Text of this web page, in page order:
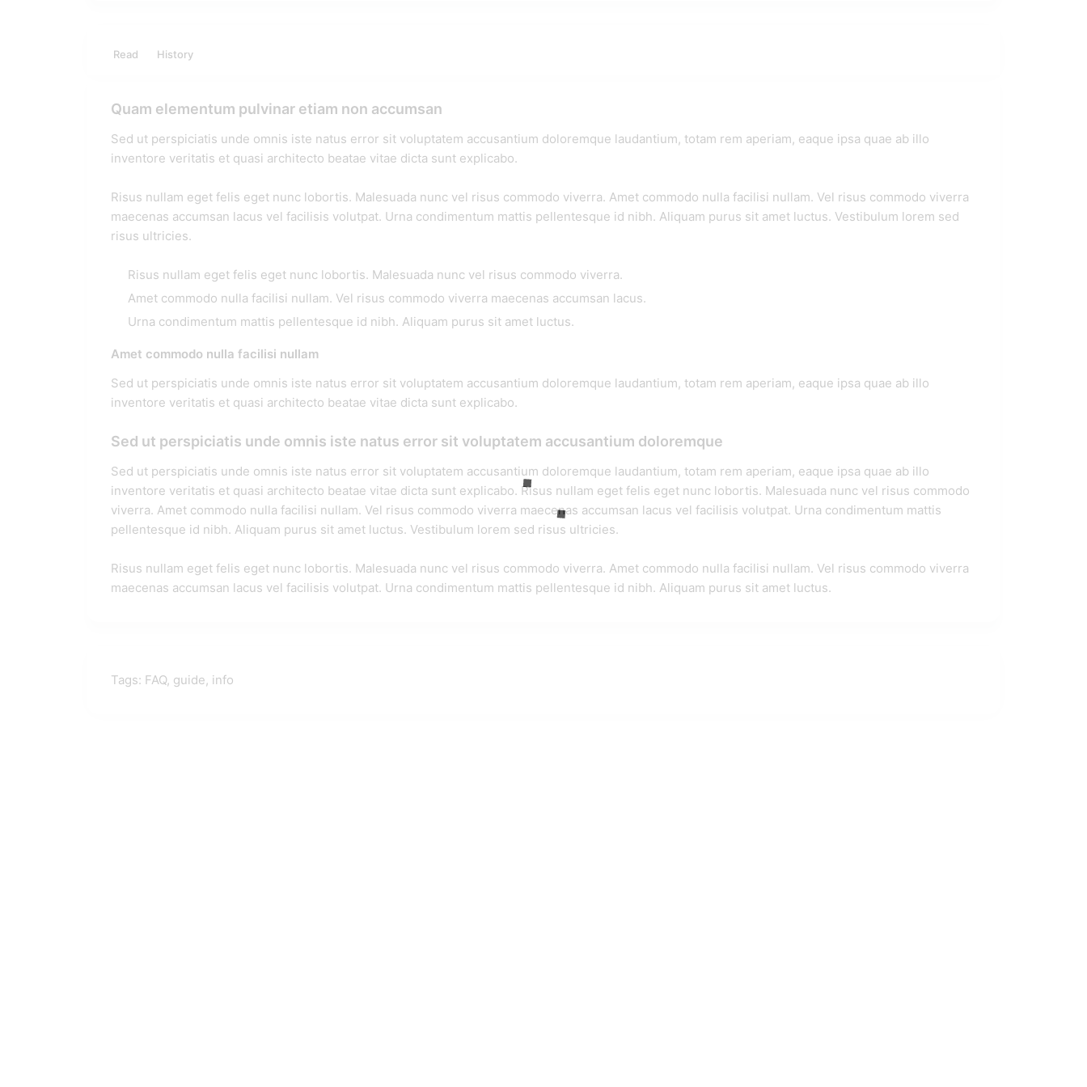
Read History
Quam elementum pulvinar etiam non accumsan
Sed ut perspiciatis unde omnis iste natus error sit voluptatem accusantium doloremque laudantium, totam rem aperiam, eaque ipsa quae ab illo
inventore veritatis et quasi architecto beatae vitae dicta sunt explicabo.
Risus nullam eget felis eget nunc lobortis. Malesuada nunc vel risus commodo viverra. Amet commodo nulla facilisi nullam. Vel risus commodo viverra
maecenas accumsan lacus vel facilisis volutpat. Urna condimentum mattis pellentesque id nibh. Aliquam purus sit amet luctus. Vestibulum lorem sed
risus ultricies.
Risus nullam eget felis eget nunc lobortis. Malesuada nunc vel risus commodo viverra.
Amet commodo nulla facilisi nullam. Vel risus commodo viverra maecenas accumsan lacus.
Urna condimentum mattis pellentesque id nibh. Aliquam purus sit amet luctus.
Amet commodo nulla facilisi nullam
Sed ut perspiciatis unde omnis iste natus error sit voluptatem accusantium doloremque laudantium, totam rem aperiam, eaque ipsa quae ab illo
inventore veritatis et quasi architecto beatae vitae dicta sunt explicabo.
Sed ut perspiciatis unde omnis iste natus error sit voluptatem accusantium doloremque
Sed ut perspiciatis unde omnis iste natus error sit voluptatem accusantium doloremque laudantium, totam rem aperiam, eaque ipsa quae ab illo
inventore veritatis et quasi architecto beatae vitae dicta sunt explicabo. Risus nullam eget felis eget nunc lobortis. Malesuada nunc vel risus commodo
viverra. Amet commodo nulla facilisi nullam. Vel risus commodo viverra maecenas accumsan lacus vel facilisis volutpat. Urna condimentum mattis
pellentesque id nibh. Aliquam purus sit amet luctus. Vestibulum lorem sed risus ultricies.
Risus nullam eget felis eget nunc lobortis. Malesuada nunc vel risus commodo viverra. Amet commodo nulla facilisi nullam. Vel risus commodo viverra
maecenas accumsan lacus vel facilisis volutpat. Urna condimentum mattis pellentesque id nibh. Aliquam purus sit amet luctus.
Tags: FAQ, guide, info